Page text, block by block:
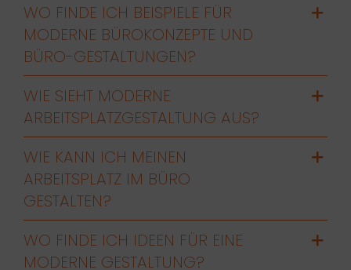
WO FINDE ICH BEISPIELE FÜR
MODERNE BÜROKONZEPTE UND
BÜRO-GESTALTUNGEN?
WIE SIEHT MODERNE
ARBEITSPLATZGESTALTUNG AUS?
WIE KANN ICH MEINEN
ARBEITSPLATZ IM BÜRO
GESTALTEN?
WO FINDE ICH IDEEN FÜR EINE
MODERNE GESTALTUNG?